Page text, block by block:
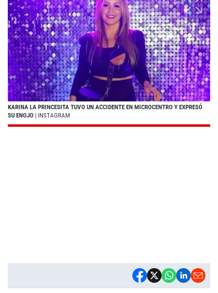
KARINA LA PRINCESITA TUVO UN ACCIDENTE EN MICROCENTRO Y EXPRESÓ
SU ENOJO | INSTAGRAM